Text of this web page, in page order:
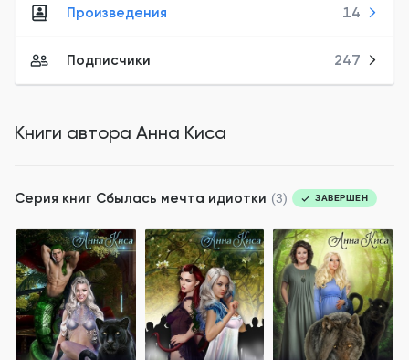
Произведения 14
Подписчики 247
Книги автора Анна Киса
Серия книг Сбылась мечта идиотки (3) ЗАВЕРШЕН